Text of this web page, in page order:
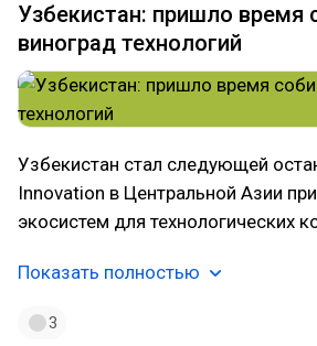
Узбекистан: пришло время
виноград технологий
Узбекистан стал следующей
Innovation в Центральной Азии
экосистем для технологических
Показать полностью
3